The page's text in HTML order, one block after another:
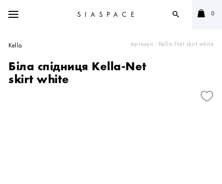
SIASPACE search 0
Артикул : Kella-Net skirt white
Kella
Біла спідниця Kella-Net
skirt white